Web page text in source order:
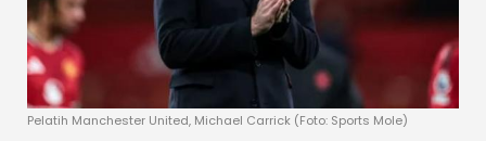
Pelatih Manchester United, Michael Carrick (Foto: Sports Mole)